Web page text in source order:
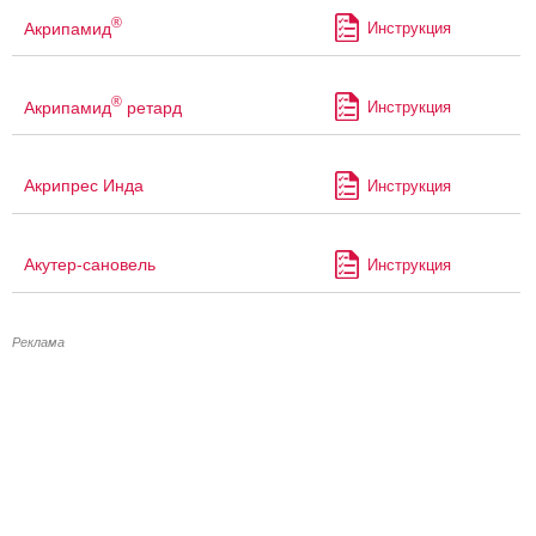
Акрипамид® Инструкция
Акрипамид® ретард Инструкция
Акрипрес Инда Инструкция
Акутер-сановель Инструкция
Реклама